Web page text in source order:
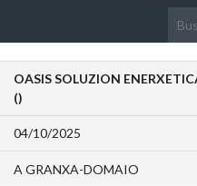
OASIS SOLUZION
()
04/10/2025
A GRANXA-DOMAIO